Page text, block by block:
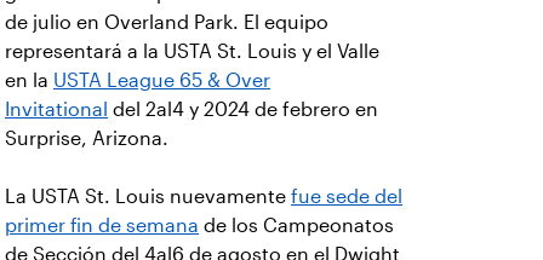
de julio en Overland Park. El equipo
representará a la USTA St. Louis y el Valle
en la USTA League 65 & Over
Invitational del 2al4 y 2024 de febrero en
Surprise, Arizona.
La USTA St. Louis nuevamente fue sede del
primer fin de semana de los Campeonatos
de Sección del 4al6 de agosto en el Dwight